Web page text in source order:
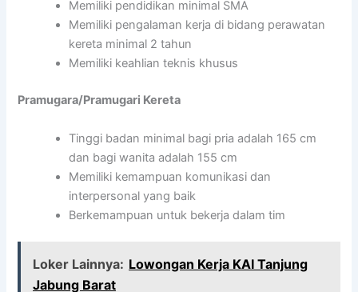
Memiliki pendidikan minimal SMA
Memiliki pengalaman kerja di bidang perawatan
kereta minimal 2 tahun
Memiliki keahlian teknis khusus
Pramugara/Pramugari Kereta
Tinggi badan minimal bagi pria adalah 165 cm
dan bagi wanita adalah 155 cm
Memiliki kemampuan komunikasi dan
interpersonal yang baik
Berkemampuan untuk bekerja dalam tim
Loker Lainnya: Lowongan Kerja KAI Tanjung
Jabung Barat